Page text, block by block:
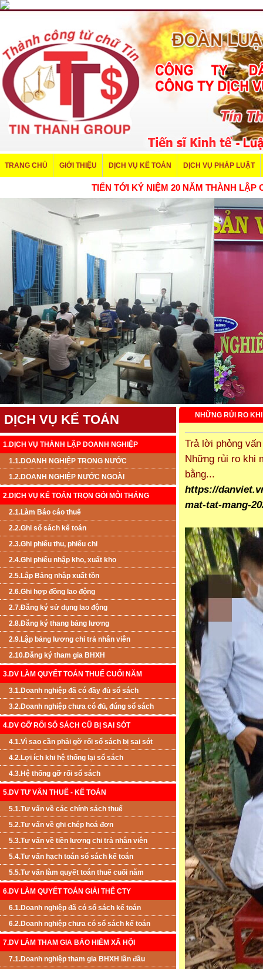
TRANG CHỦ GIỚI THIỆU DỊCH VỤ KẾ TOÁN DỊCH VỤ PHÁP LUẬT
TIẾN TỚI KỶ NIỆM 20 NĂM
DỊCH VỤ KẾ TOÁN
1.DỊCH VỤ THÀNH LẬP DOANH NGHIỆP
1.1.DOANH NGHIỆP TRONG NƯỚC
1.2.DOANH NGHIỆP NƯỚC NGOÀI
2.DỊCH VỤ KẾ TOÁN TRỌN GÓI MỖI THÁNG
2.1.Làm Báo cáo thuế
2.2.Ghi sổ sách kế toán
2.3.Ghi phiếu thu, phiếu chi
2.4.Ghi phiếu nhập kho, xuất kho
2.5.Lập Bảng nhập xuất tồn
2.6.Ghi hợp đồng lao động
2.7.Đăng ký sử dụng lao động
2.8.Đăng ký thang bảng lương
2.9.Lập bảng lương chi trả nhân viên
2.10.Đăng ký tham gia BHXH
3.DV LÀM QUYẾT TOÁN THUẾ CUỐI NĂM
3.1.Doanh nghiệp đã có đầy đủ sổ sách
3.2.Doanh nghiệp chưa có đủ, đúng sổ sách
4.DV GỠ RỐI SỔ SÁCH CŨ BỊ SAI SÓT
4.1.Vì sao cần phải gỡ rối sổ sách bị sai sót
4.2.Lợi ích khi hệ thống lại sổ sách
4.3.Hệ thống gỡ rối sổ sách
5.DV TƯ VẤN THUẾ - KẾ TOÁN
5.1.Tư vấn về các chính sách thuế
5.2.Tư vấn về ghi chép hoá đơn
5.3.Tư vấn về tiền lương chi trả nhân viên
5.4.Tư vấn hạch toán sổ sách kế toán
5.5.Tư vấn làm quyết toán thuế cuối năm
6.DV LÀM QUYẾT TOÁN GIẢI THỂ CTY
6.1.Doanh nghiệp đã có sổ sách kế toán
6.2.Doanh nghiệp chưa có sổ sách kế toán
7.DV LÀM THAM GIA BẢO HIỂM XÃ HỘI
7.1.Doanh nghiệp tham gia BHXH lần đầu
NHỮNG RỦI RO
Trả lời phỏng
Những rủi ro khi
bằng...
https://
mat-tat-mang-